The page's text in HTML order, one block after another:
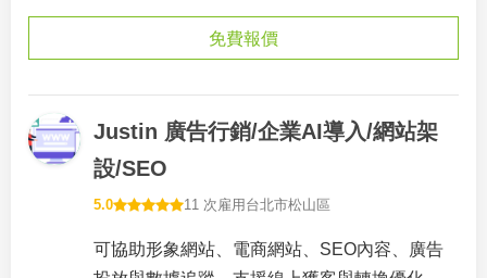
免費報價
Justin 廣告行銷/企業AI導入/網站架
設/SEO
5.0 11 次雇用 台北市松山區
可協助形象網站、電商網站、SEO內容、廣告